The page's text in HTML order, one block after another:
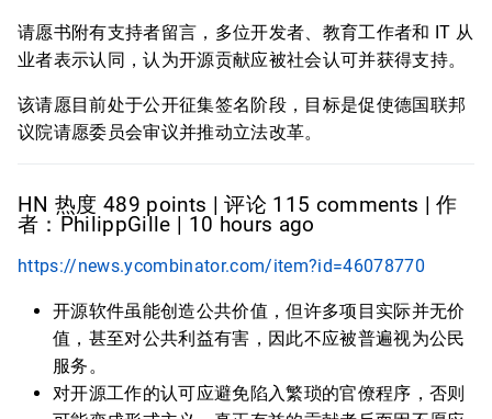
请愿书附有支持者留言，多位开发者、教育工作者和 IT 从
业者表示认同，认为开源贡献应被社会认可并获得支持。
该请愿目前处于公开征集签名阶段，目标是促使德国联邦
议院请愿委员会审议并推动立法改革。
HN 热度 489 points | 评论 115 comments | 作
者：PhilippGille | 10 hours ago
https://news.ycombinator.com/item?id=46078770
开源软件虽能创造公共价值，但许多项目实际并无价
值，甚至对公共利益有害，因此不应被普遍视为公民
服务。
对开源工作的认可应避免陷入繁琐的官僚程序，否则